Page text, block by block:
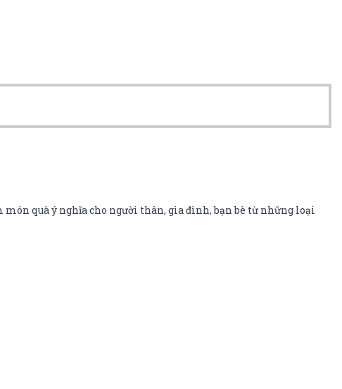
món quà ý nghĩa cho người thân, gia đình, bạn bè từ những loại